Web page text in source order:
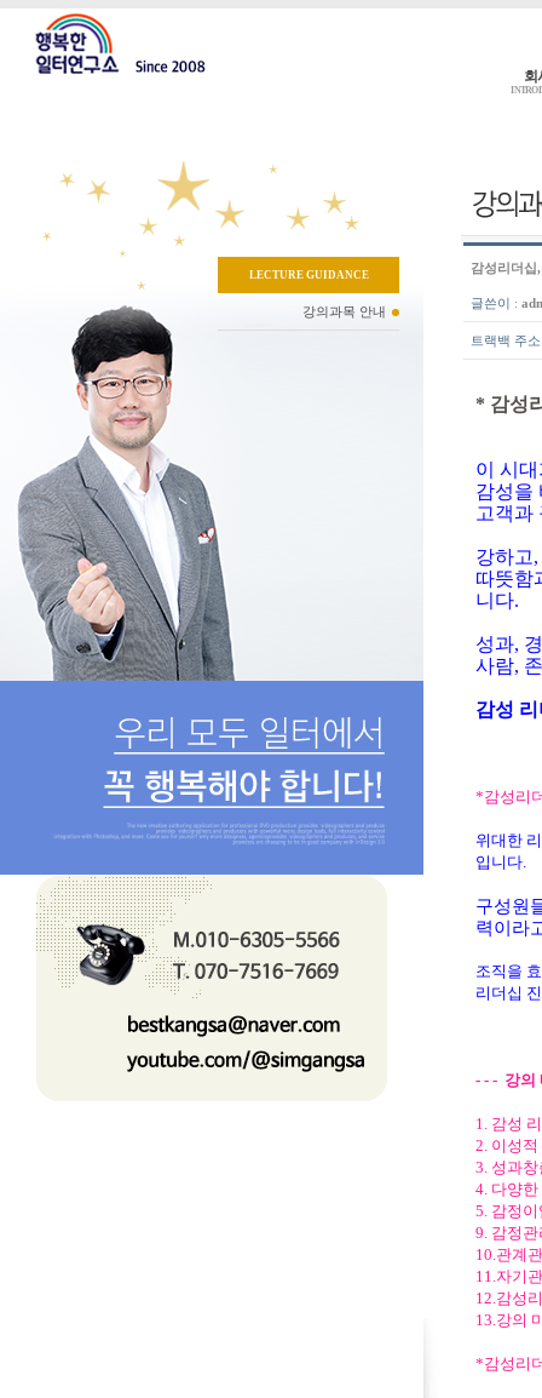
회
LECTURE GUIDANCE
강의과목 안내
감성리더십
글쓴이 :
트랙백 주소
* 감성
이 시
감성을
고객과
강하고
따뜻함
니다.
성과,
사람,
감성
*감성리
위대한
입니다.
구성원
력이라
조직을
리더십
- - - 강의
1. 감성
2. 이성
3. 성과
4. 다양
5. 감정
9. 감정
10.관계
11.자기
12.감성
13.강의
*감성리